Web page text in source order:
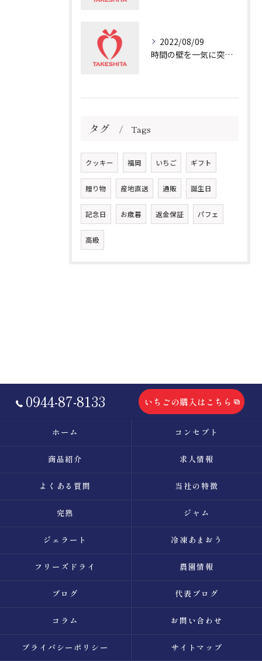
2022/08/09
時間の壁を一気に突き破る非日常
タグ Tags
クッキー 福岡 いちご ギフト
贈り物 産地直送 通販 誕生日
記念日 お歳暮 返金保証 パフェ
高級
0944-87-8133 いちごの購入はこちら
ホーム コンセプト
商品紹介 求人情報
よくある質問 当社の特徴
完熟 ジャム
ジェラート 冷凍あまおう
フリーズドライ 農園情報
ブログ 代表ブログ
コラム お問い合わせ
プライバシーポリシー サイトマップ